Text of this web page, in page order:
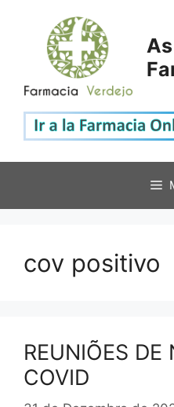
conteúdo
cov positivo
REUNIÕES DE
COVID